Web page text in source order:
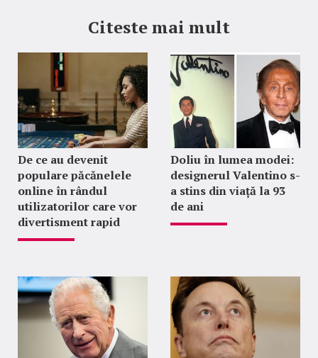
Citeste mai mult
De ce au devenit
populare păcănelele
online în rândul
utilizatorilor care vor
divertisment rapid
Doliu în lumea modei:
designerul Valentino s-
a stins din viață la 93
de ani